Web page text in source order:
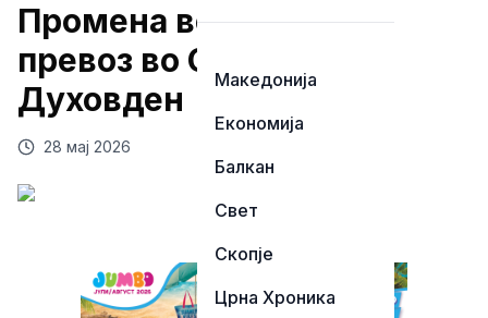
Македонија
Економија
Балкан
Свет
Скопје
Црна Хроника
Промена во јавниот
превоз во Скопје за
Духовден
28 мај 2026